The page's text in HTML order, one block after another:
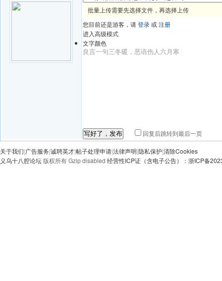
批量上传需要先选择文件，再选择上传
您目前还是游客，请登录或注册
进入高级模式
文字颜色
写好了，发布 回复后跳转到最后一页
关于我们|广告服务|诚聘英才|帖子处理申请|法律声明|隐私保护|清除Cookies
义乌十八腔论坛 版权所有 Gzip disabled 经营性ICP证（含电子公告）：浙ICP备